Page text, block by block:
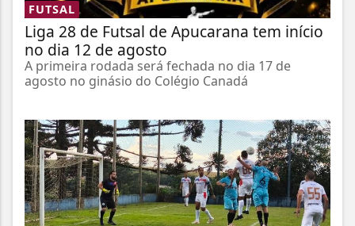
FUTSAL
Liga 28 de Futsal de Apucarana tem início
no dia 12 de agosto
A primeira rodada será fechada no dia 17 de
agosto no ginásio do Colégio Canadá